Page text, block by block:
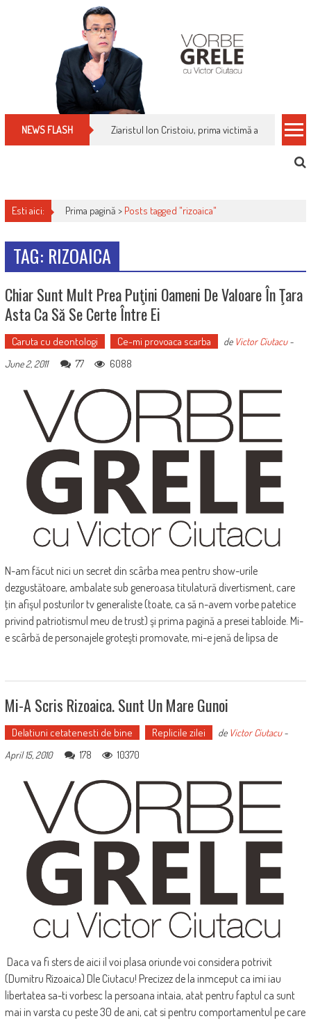
NEWS FLASH Ziaristul Ion Cristoiu, prima victimă a noi
Esti aici: Prima pagină > Posts tagged "rizoaica"
TAG: RIZOAICA
Chiar Sunt Mult Prea Puţini Oameni De Valoare În Ţara
Asta Ca Să Se Certe Între Ei
Caruta cu deontologi Ce-mi provoaca scarba de Victor Ciutacu-
June 2, 2011
77 6088
N-am făcut nici un secret din scârba mea pentru show-urile
dezgustătoare, ambalate sub generoasa titulatură divertisment, care
ţin afişul posturilor tv generaliste (toate, ca să n-avem vorbe patetice
privind patriotismul meu de trust) şi prima pagină a presei tabloide. Mi-
e scârbă de personajele groteşti promovate, mi-e jenă de lipsa de
Mi-A Scris Rizoaica. Sunt Un Mare Gunoi
Delatiuni cetatenesti de bine Replicile zilei de Victor Ciutacu-
April 15, 2010
178 10370
Daca va fi sters de aici il voi plasa oriunde voi considera potrivit
(Dumitru Rizoaica) Dle Ciutacu! Precizez de la inmceput ca imi iau
libertatea sa-ti vorbesc la persoana intaia, atat pentru faptul ca sunt
mai in varsta cu peste 30 de ani, cat si pentru comportamentul pe care